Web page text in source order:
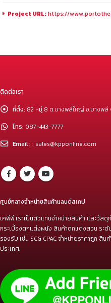
Project URL:https://
ติดต่อเรา
ที่ตั้ง: 82 หมู่ 8 ต.บางพลีใหญ่ อ.บางพลี
โทร: 087-443-7777
Email : : sales@kpponline.com
ศูนย์กลางจำหน่ายสินค้าแลนด์สเคป
เคพีพี เราเป็นตัวแทนจำหน่ายสินค้า และวั
กระเบื้องตกแต่งผนัง สินค้าตกแต่งสวน ระดั
รองรับ เช่น SCG CPAC จำหน่ายราคาถูก
ประเทศ.